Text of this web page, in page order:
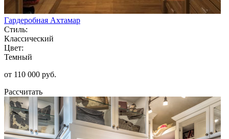
Гардеробная Ахтамар
Стиль:
Классический
Цвет:
Темный
от 110 000 руб.
Рассчитать